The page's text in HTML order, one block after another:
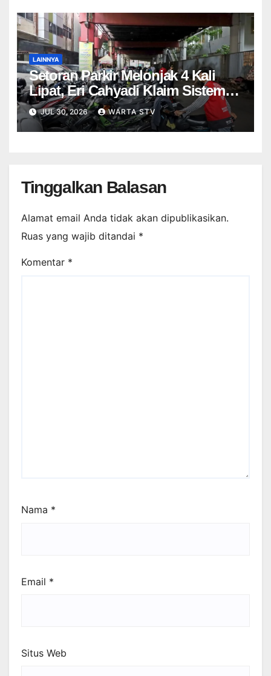
LAINNYA
Setoran Parkir Melonjak 4 Kali
Lipat, Eri Cahyadi Klaim Sistem
Nontunai Tekan Kebocoran
JUL 30, 2026 WARTA STV
Tinggalkan Balasan
Alamat email Anda tidak akan dipublikasikan.
Ruas yang wajib ditandai *
Komentar *
Nama *
Email *
Situs Web